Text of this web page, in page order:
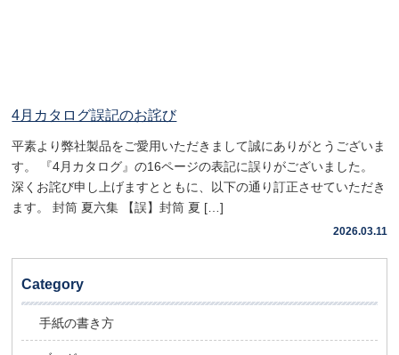
4月カタログ誤記のお詫び
平素より弊社製品をご愛用いただきまして誠にありがとうございま
す。 『4月カタログ』の16ページの表記に誤りがございました。
深くお詫び申し上げますとともに、以下の通り訂正させていただき
ます。 封筒 夏六集 【誤】封筒 夏 […]
2026.03.11
Category
手紙の書き方